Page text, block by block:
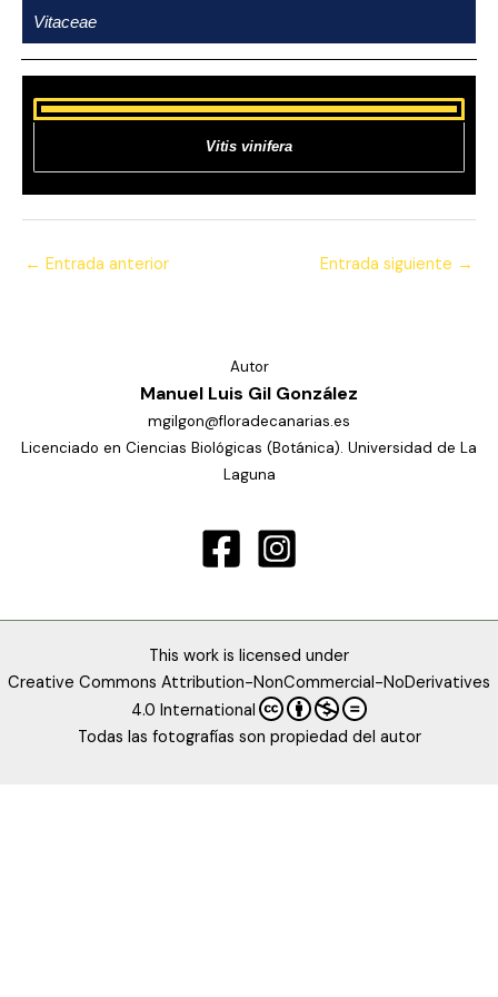
contenido
Vitaceae
Vitis vinifera
← Entrada anterior Entrada siguiente →
Autor
Manuel Luis Gil González
mgilgon@floradecanarias.es
Licenciado en Ciencias Biológicas (Botánica). Universidad de La
Laguna
This work is licensed under
Creative Commons Attribution-NonCommercial-NoDerivatives
4.0 International
Todas las fotografías son propiedad del autor